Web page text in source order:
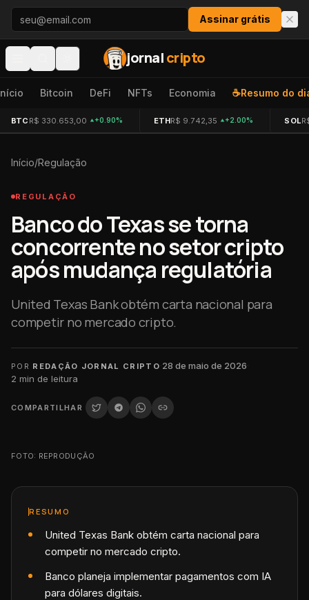
Pular para o conteúdo
Assinar grátis
jornalcripto
Bitcoin DeFi NFTs Economia ☕Resumo do
BTC R$ 330.653,00 +0.90% ETHR$ 9.742,35 +2.00% SOL
Início/Regulação
REGULAÇÃO
Banco do Texas se torna
concorrente no setor cripto
após mudança regulatória
United Texas Bank obtém carta nacional para
competir no mercado cripto.
POR REDAÇÃO JORNAL CRIPTO·28 de maio de 2026·
2 min de leitura
COMPARTILHAR
FOTO: REPRODUÇÃO
RESUMO
United Texas Bank obtém carta nacional para
competir no mercado cripto.
Banco planeja implementar pagamentos com IA
para dólares digitais.